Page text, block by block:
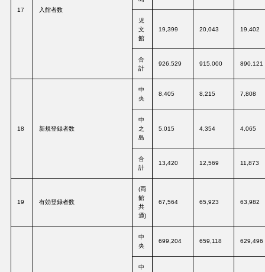
17 入館者数
児
文
館
19,399 20,043 19,402
合
計
926,529 915,000 890,121
18 新規登録者数
中
央
8,405 8,215 7,808
中
之
島
5,015 4,354 4,065
合
計
13,420 12,569 11,873
19 有効登録者数
(両
館
共
通)
67,564 65,923 63,982
中
央
699,204 659,118 629,496
中